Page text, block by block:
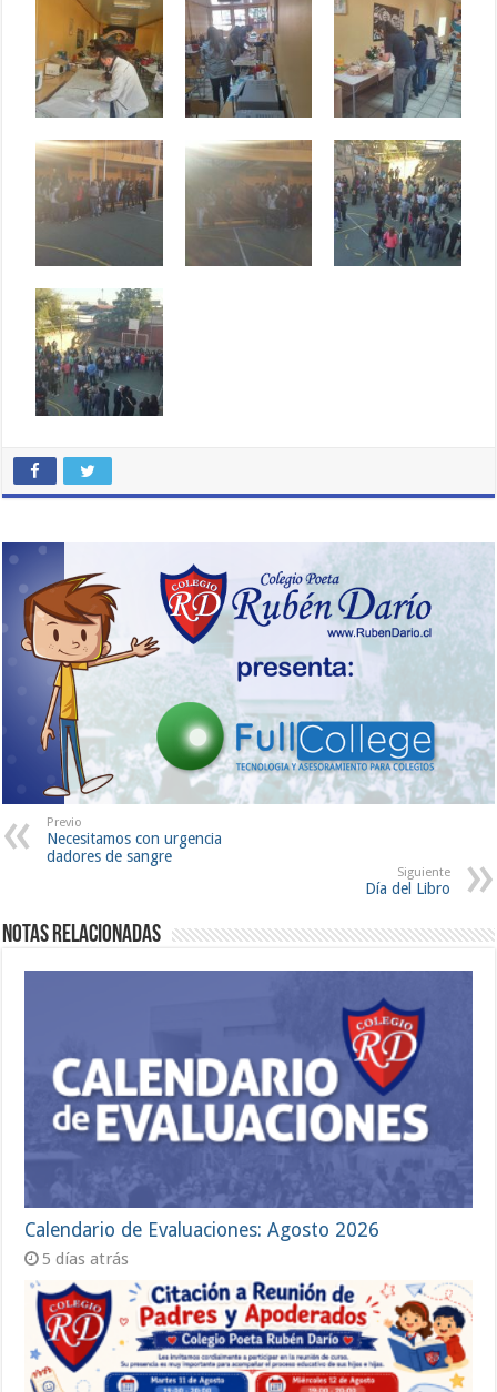
Previo
Necesitamos con urgencia
dadores de sangre
Siguiente
Día del Libro
Notas Relacionadas
Calendario de Evaluaciones: Agosto 2026
5 días atrás